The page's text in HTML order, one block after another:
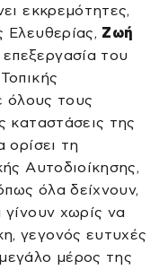
εκκρεμότητες,
Ελευθερίας, Ζωή
του
όλους τους
καταστάσεις της
ορίσει τη
Αυτοδιοίκησης,
όλα δείχνουν,
χωρίς να
γεγονός ευτυχές
μέρος της